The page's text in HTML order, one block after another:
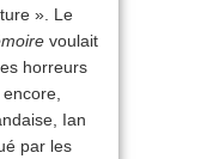
». Le
voulait
horreurs
Ian
par les